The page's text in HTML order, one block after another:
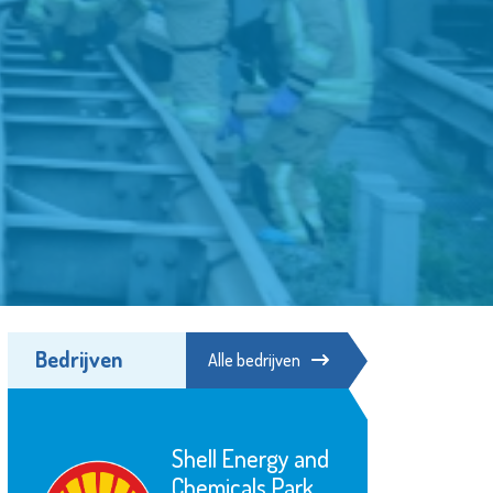
Bedrijven Alle bedrijven
Bibliotheek
Schiedam